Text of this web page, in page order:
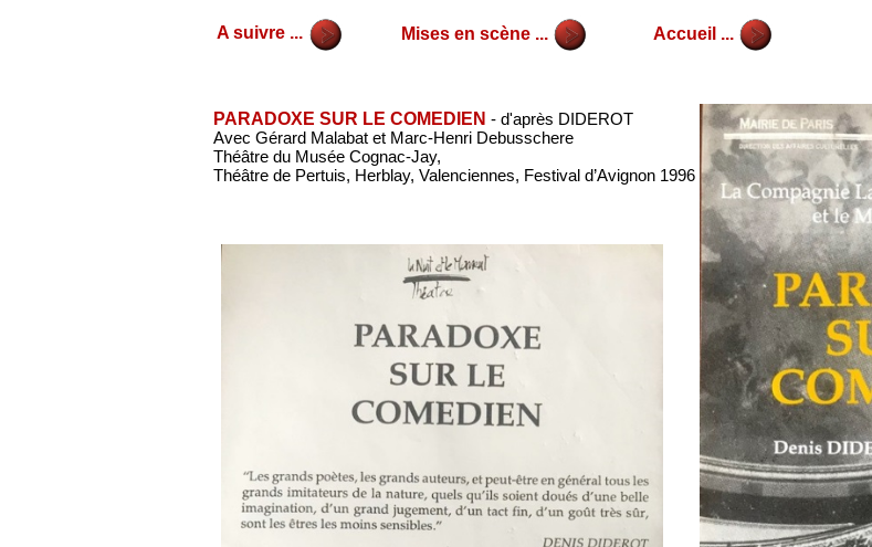
Accueil ...
Mises en scène ...
A suivre ...
PARADOXE SUR LE COMEDIEN - d'après DIDEROT
Avec Gérard Malabat et Marc-Henri Debusschere
Théâtre du Musée Cognac-Jay,
Théâtre de Pertuis, Herblay, Valenciennes, Festival d’Avignon 1996